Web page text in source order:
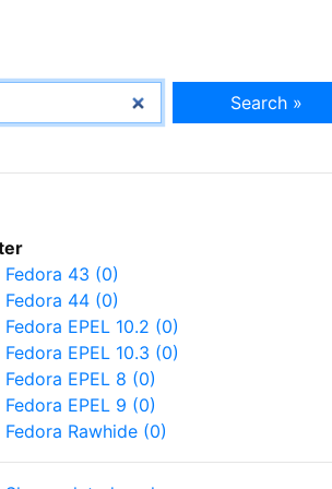
Search »
Fedora 43 (0)
Fedora 44 (0)
Fedora EPEL 10.2 (0)
Fedora EPEL 10.3 (0)
Fedora EPEL 8 (0)
Fedora EPEL 9 (0)
Fedora Rawhide (0)